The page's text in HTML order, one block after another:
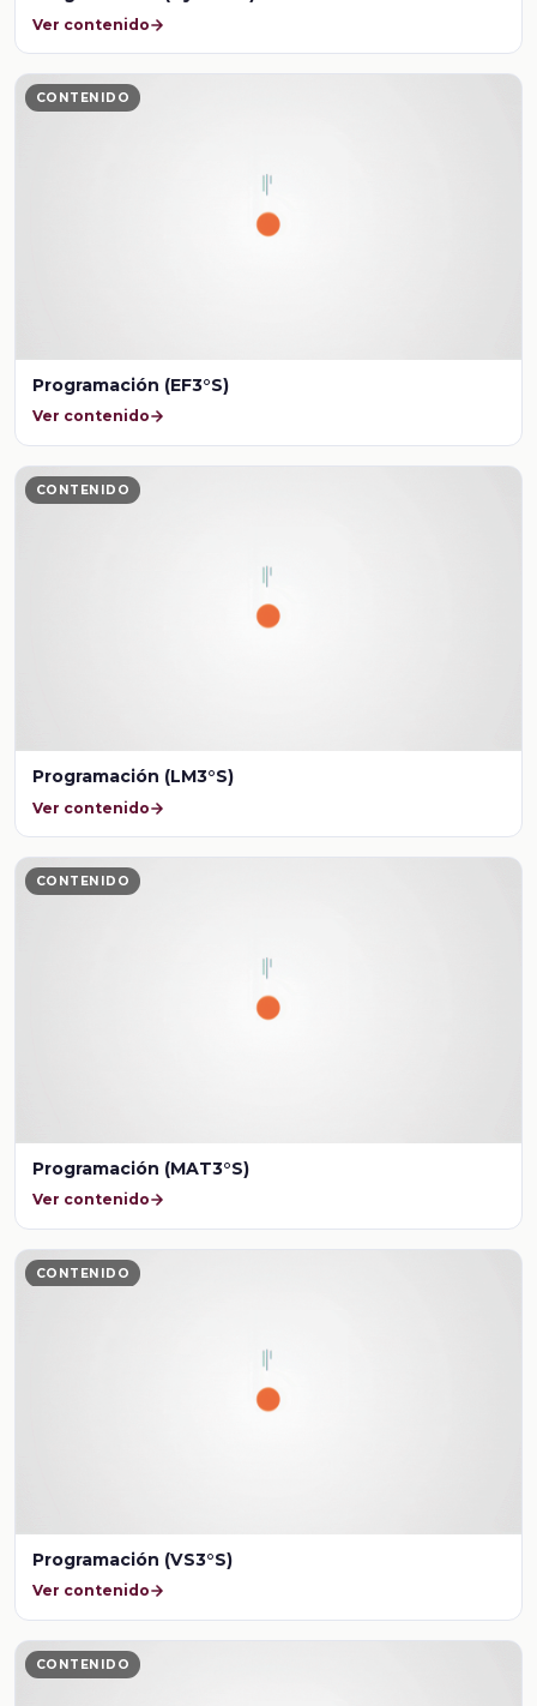
Ver contenido
CONTENIDO
Programación (EF3°S)
Ver contenido
CONTENIDO
Programación (LM3°S)
Ver contenido
CONTENIDO
Programación (MAT3°S)
Ver contenido
CONTENIDO
Programación (VS3°S)
Ver contenido
CONTENIDO